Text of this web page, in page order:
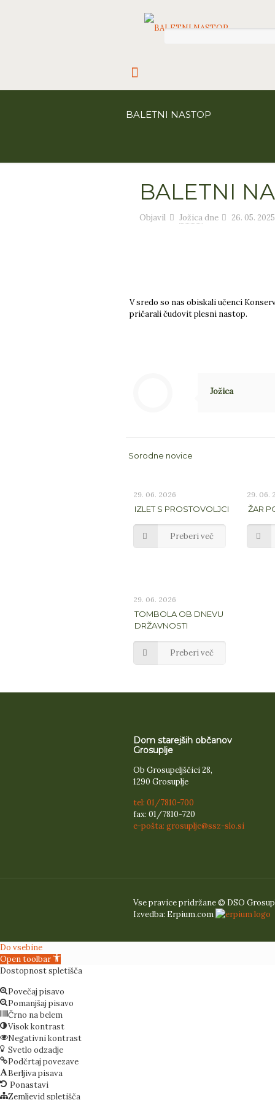
BALETNI NASTOP
BALETNI
Objavil Jožica dne 26. 05. 2025
V sredo so nas obiskali učenci
pričarali čudovit plesni nastop.
Jožica
Sorodne novice
29. 06. 2026
IZLET S PROSTOVOLJCI
Preberi več
29. 06.
ŽAR
29. 06. 2026
TOMBOLA OB DNEVU
DRŽAVNOSTI
Preberi več
Dom starejših občanov
Grosuplje
Ob Grosupeljščici 28,
1290 Grosuplje
tel: 01/7810-700
fax: 01/7810-720
e-pošta: grosuplje@ssz-slo.si
Vse pravice pridržane © DSO
Izvedba: Erpium.com
Do vsebine
Open toolbar
Dostopnost spletišča
Povečaj pisavo
Pomanjšaj pisavo
Črno na belem
Visok kontrast
Negativni kontrast
Svetlo odzadje
Podčrtaj povezave
Berljiva pisava
Ponastavi
Zemljevid spletišča